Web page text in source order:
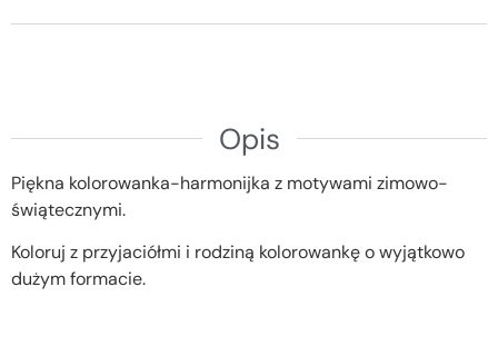
Opis
Piękna kolorowanka-harmonijka z motywami zimowo-
świątecznymi.
Koloruj z przyjaciółmi i rodziną kolorowankę o wyjątkowo
dużym formacie.